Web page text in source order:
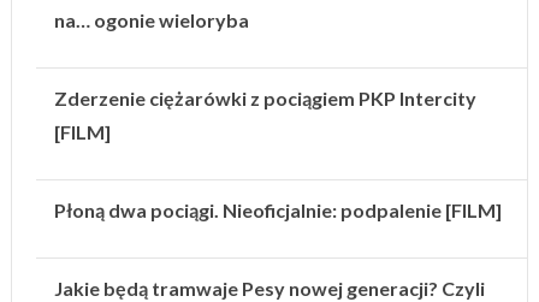
na… ogonie wieloryba
Zderzenie ciężarówki z pociągiem PKP Intercity
[FILM]
Płoną dwa pociągi. Nieoficjalnie: podpalenie [FILM]
Jakie będą tramwaje Pesy nowej generacji? Czyli